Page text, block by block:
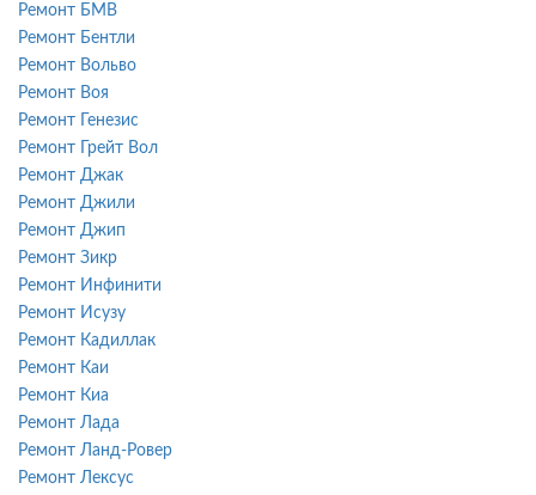
Ремонт БМВ
Ремонт Бентли
Ремонт Вольво
Ремонт Воя
Ремонт Генезис
Ремонт Грейт Вол
Ремонт Джак
Ремонт Джили
Ремонт Джип
Ремонт Зикр
Ремонт Инфинити
Ремонт Исузу
Ремонт Кадиллак
Ремонт Каи
Ремонт Киа
Ремонт Лада
Ремонт Ланд-Ровер
Ремонт Лексус